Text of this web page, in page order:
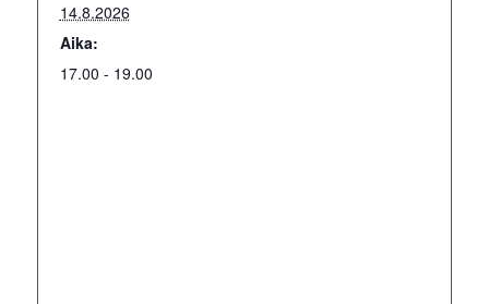
14.8.2026
Aika:
17.00 - 19.00